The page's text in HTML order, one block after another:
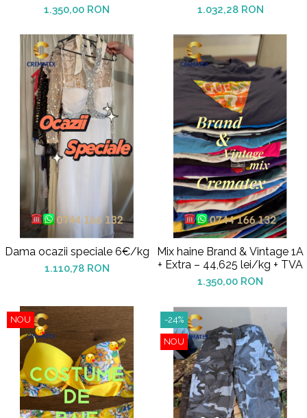
1.350,00 RON 1.032,28 RON
Dama ocazii speciale 6€/kg
1.110,78 RON
Mix haine Brand & Vintage 1A
+ Extra – 44,625 lei/kg + TVA
1.350,00 RON
NOU -24%
NOU